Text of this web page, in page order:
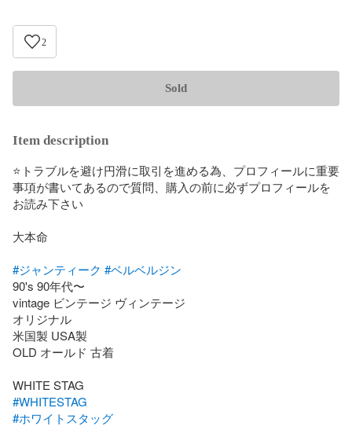
2
Sold
Item description
⭐トラブルを避け円滑に取引を進める為、プロフィールに重要
事項が書いてあるので質問、購入の前に必ずプロフィールを
お読み下さい
大本命
#ジャンティーク #ベルベルジン
90's 90年代〜
vintage ビンテージ ヴィンテージ
オリジナル
米国製 USA製
OLD オールド 古着
#WHITESTAG
#ホワイトスタッグ